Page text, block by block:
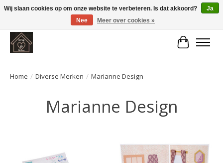
Large selection of products and fast shipping!
Home / Diverse Merken / Marianne Design
Marianne Design
Wij slaan cookies op om onze website te verbeteren. Is dat akkoord?
Ja
Nee
Meer over cookies »